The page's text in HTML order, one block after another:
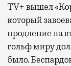
TV+ вышел
который
продление на
гольф миру
было.